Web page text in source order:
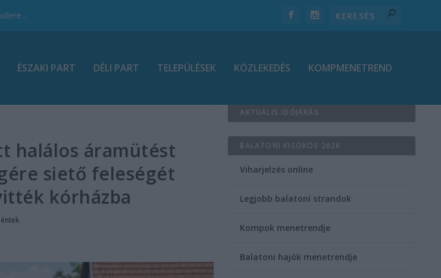
ÉSZAKI PART DÉLI PART TELEPÜLÉSEK KÖZLEKEDÉS KOMPMENETREND
halálos áramütést
siető feleségét
kórházba
AKTUÁLIS IDŐJÁRÁS
BALATONI KISOKOS 2026
Viharjelzés online
Legjobb balatoni strandok
Kompok menetrendje
Balatoni hajók menetrendje